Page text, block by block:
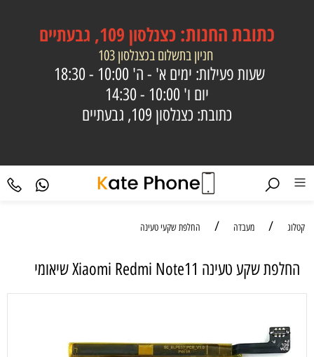
כתובתהחנות: כצנלסון 109, גבעתיים
חניון בתשלום בכצנלסון 103
שעות פעילות: ימים א' - ה' 10:00 - 18:30
יום ו' 10:00 - 14:30
כתובת: כצנלסון 109, גבעתיים
קטלוג / מעבדה / החלפת שקעי טעינה
​‏החלפת שקע טעינה Xiaomi Redmi Note11 שיאומי